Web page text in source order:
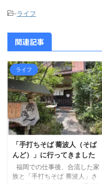
-ライフ
関連記事
ライフ
「手打ちそば 蕎波人（そば
んど）」に行ってきました
福岡での仕事後、合流した家
族と「手打ちそば 蕎波人」さ